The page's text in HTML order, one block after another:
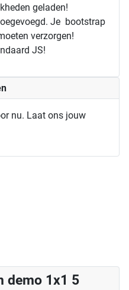
geladen!
Je bootstrap
verzorgen!
JS!
nu. Laat ons jouw
demo 1x1 5